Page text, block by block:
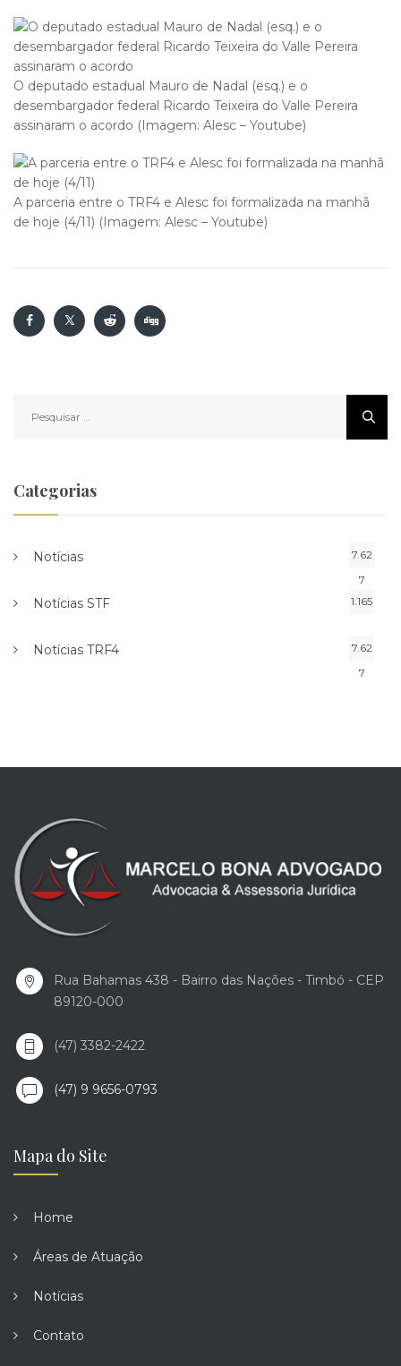
O deputado estadual Mauro de Nadal (esq.) e o
desembargador federal Ricardo Teixeira do Valle Pereira
assinaram o acordo (Imagem: Alesc – Youtube)
A parceria entre o TRF4 e Alesc foi formalizada na manhã
de hoje (4/11) (Imagem: Alesc – Youtube)
por:
Categorias
Notícias
7.62
7
Notícias STF 1.165
Notícias TRF4
7.62
7
Rua Bahamas 438 - Bairro das Nações - Timbó - CEP
89120-000
(47) 3382-2422
(47) 9 9656-0793
Mapa do Site
Home
Áreas de Atuação
Notícias
Contato